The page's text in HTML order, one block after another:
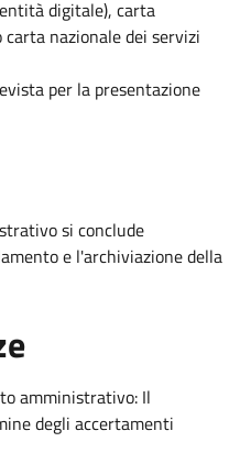
digitale), carta
carta nazionale dei servizi
per la presentazione
si conclude
e l'archiviazione della
amministrativo: Il
degli accertamenti